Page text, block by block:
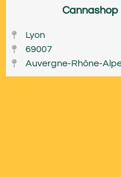
Cannashop
Lyon
69007
Auvergne-Rhône-